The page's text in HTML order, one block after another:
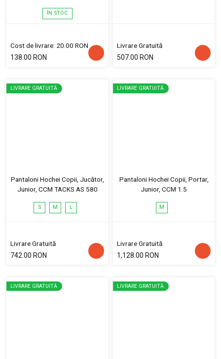
ÎN STOC
Cost de livrare: 20.00 RON
138.00 RON
Livrare Gratuită
507.00 RON
LIVRARE GRATUITĂ
Pantaloni Hochei Copii, Jucător,
Junior, CCM TACKS AS 580
S M L
Livrare Gratuită
742.00 RON
LIVRARE GRATUITĂ
Pantaloni Hochei Copii, Portar,
Junior, CCM 1.5
M
Livrare Gratuită
1,128.00 RON
LIVRARE GRATUITĂ LIVRARE GRATUITĂ